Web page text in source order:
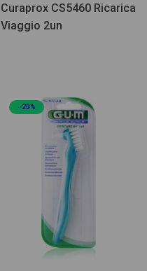
Curaprox CS5460 Ricarica
Viaggio 2un
-20%